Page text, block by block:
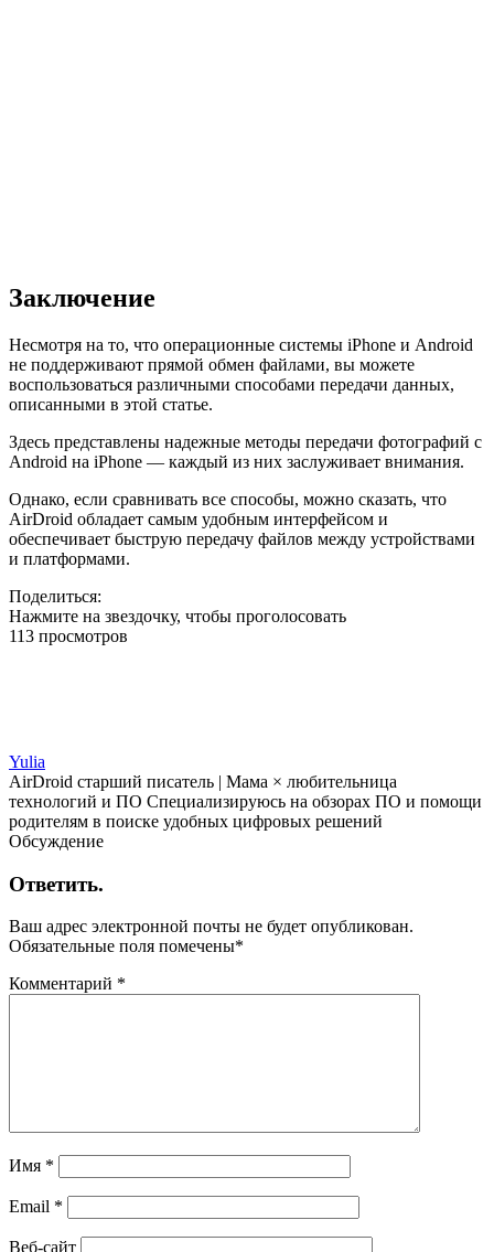
Заключение
Несмотря на то, что операционные системы iPhone и Android
не поддерживают прямой обмен файлами, вы можете
воспользоваться различными способами передачи данных,
описанными в этой статье.
Здесь представлены надежные методы передачи фотографий с
Android на iPhone — каждый из них заслуживает внимания.
Однако, если сравнивать все способы, можно сказать, что
AirDroid обладает самым удобным интерфейсом и
обеспечивает быструю передачу файлов между устройствами
и платформами.
Поделиться:
Нажмите на звездочку, чтобы проголосовать
113 просмотров
Yulia
AirDroid старший писатель | Мама × любительница
технологий и ПО Специализируюсь на обзорах ПО и помощи
родителям в поиске удобных цифровых решений
Обсуждение
Ответить.
Ваш адрес электронной почты не будет опубликован.
Обязательные поля помечены*
Комментарий *
Имя *
Email *
Веб-сайт